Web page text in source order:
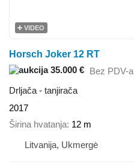
VIDEO
Horsch Joker 12 RT
35.000 € Bez PDV-a
Drljača - tanjirača
2017
Širina hvatanja 12 m
Litvanija, Ukmergė